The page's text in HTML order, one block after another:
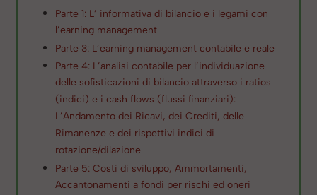
Parte 1: L’ informativa di bilancio e i legami con
l’earning management
Parte 3: L’earning management contabile e reale
Parte 4: L’analisi contabile per l’individuazione
delle sofisticazioni di bilancio attraverso i ratios
(indici) e i cash flows (flussi finanziari):
L’Andamento dei Ricavi, dei Crediti, delle
Rimanenze e dei rispettivi indici di
rotazione/dilazione
Parte 5: Costi di sviluppo, Ammortamenti,
Accantonamenti a fondi per rischi ed oneri